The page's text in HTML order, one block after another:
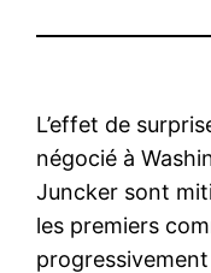
L’effet de
négocié à
Juncker sont
les premiers
progressivement